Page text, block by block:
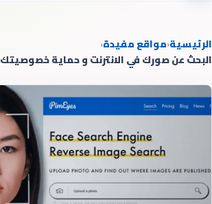
الرئيسية‹مواقع مفيدة‹
البحث عن صورك في الانترنت و حماية خصوصيتك